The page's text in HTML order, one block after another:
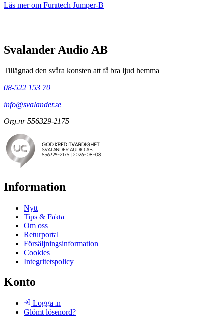
Läs mer om Furutech Jumper-B
Svalander Audio AB
Tillägnad den svåra konsten att få bra ljud hemma
08-522 153 70
info@svalander.se
Org.nr 556329-2175
Information
Nytt
Tips & Fakta
Om oss
Returportal
Försäljningsinformation
Cookies
Integritetspolicy
Konto
Logga in
Glömt lösenord?